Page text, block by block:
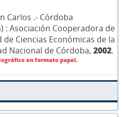
Carlos .- Córdoba
: Asociación Cooperadora de
de Ciencias Económicas de la
Nacional de Córdoba, 2002.
en formato papel.